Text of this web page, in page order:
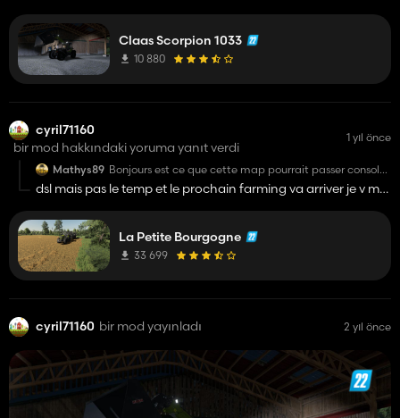
FS22_Claas_Scorpion_1033
Claas Scorpion 1033
10 880
cyril71160
bir mod hakkındaki yoruma yanıt verdi
1 yıl önce
Mathys89 Bonjours est ce que cette map pourrait passer console
??
dsl mais pas le temp et le prochain farming va arriver je v me
La Petite Bourgogne
33 699
cyril71160 bir mod yayınladı 2 yıl önce